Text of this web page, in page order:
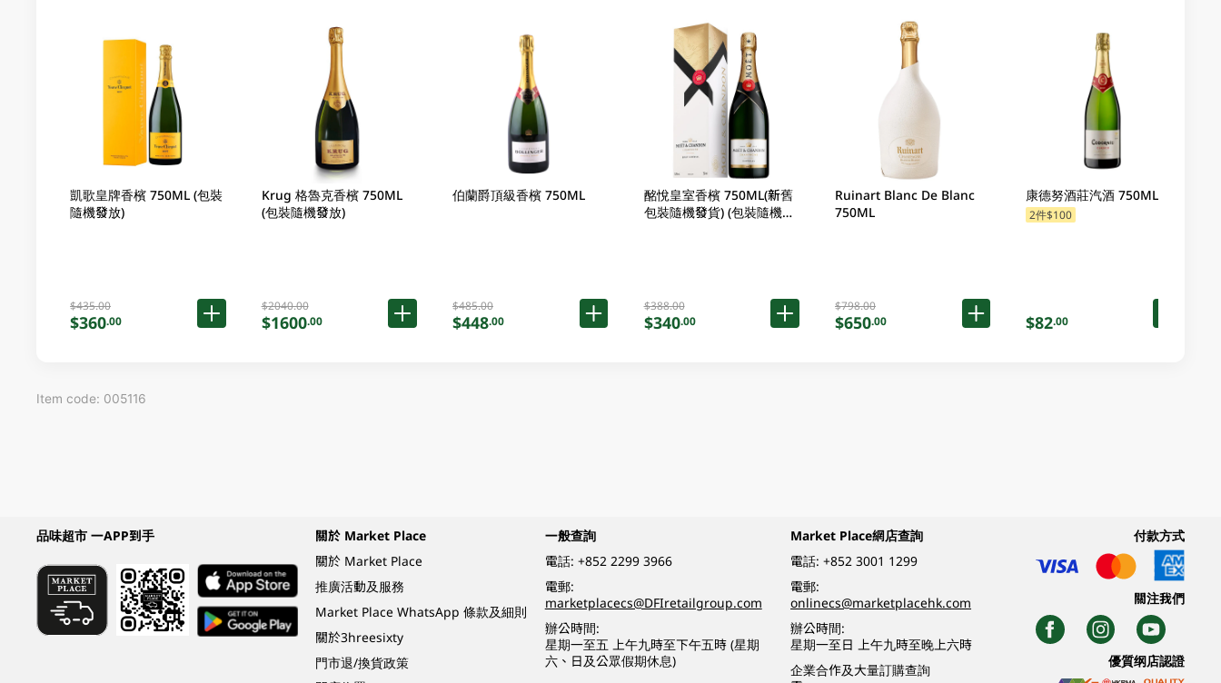
凱歌皇牌香檳 750ML (包裝
隨機發放)
$435.00
$360.00
Krug 格魯克香檳 750ML
(包裝隨機發放)
$2040.00
$1600.00
伯蘭爵頂級香檳 750ML
$485.00
$448.00
酩悅皇室香檳 750ML(新舊
包裝隨機發貨) (包裝隨機發
$388.00
$340.00
Ruinart Blanc De Blanc
750ML
$798.00
$650.00
康德努酒莊汽酒 750ML
2件$100
$82.00
Item code: 005116
品味超市 一APP到手
關於 Market Place
關於 Market Place
推廣活動及服務
Market Place WhatsApp 條款及細則
關於3hreesixty
門市退/換貨政策
一般查詢
電話: +852 2299 3966
電郵:
marketplacecs@DFIretailgroup.com
辦公時間:
星期一至五 上午九時至下午五時 (星期
六、日及公眾假期休息)
Market Place網店查詢
電話:+852 3001 1299
電郵:
onlinecs@marketplacehk.com
辦公時間:
星期一至日 上午九時至晚上六時
企業合作及大量訂購查詢
付款方式
關注我們
優質纲店認證